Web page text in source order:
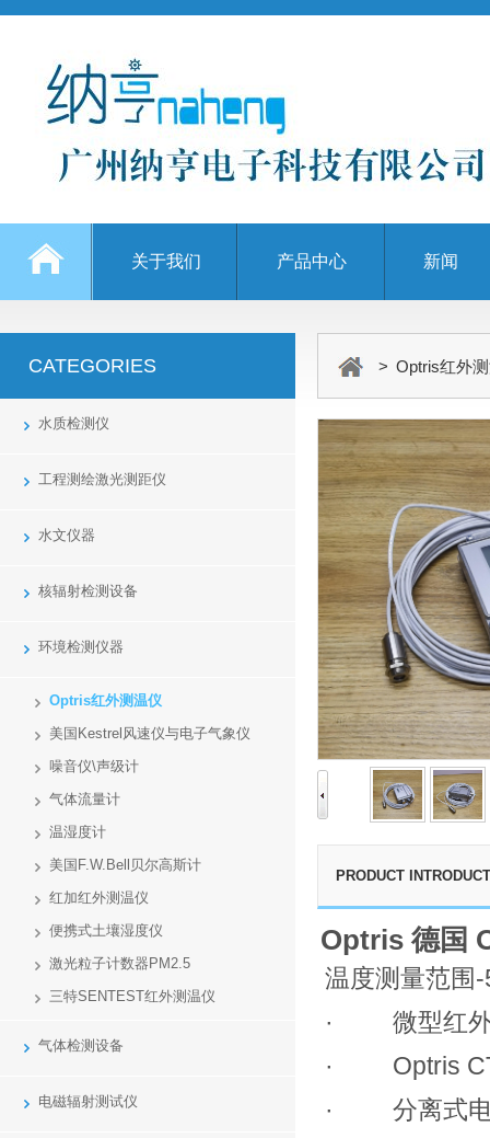
关于我们 产品中心 新闻
CATEGORIES
水质检测仪
工程测绘激光测距仪
水文仪器
核辐射检测设备
环境检测仪器
Optris红外测温仪
美国Kestrel风速仪与电子气象仪
噪音仪\声级计
气体流量计
温湿度计
美国F.W.Bell贝尔高斯计
红加红外测温仪
便携式土壤湿度仪
激光粒子计数器PM2.5
三特SENTEST红外测温仪
气体检测设备
电磁辐射测试仪
> Optris红外
PRODUCT
Optris 德国
温度测量范围
· 微型红外
· Optris
· 分离式电